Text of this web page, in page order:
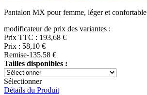
Pantalon MX pour femme, léger et confortable
modificateur de prix des variantes :
Prix TTC : 193,68 €
Prix : 58,10 €
Remise-135,58 €
Tailles disponibles :
Sélectionner
Détails du Produit